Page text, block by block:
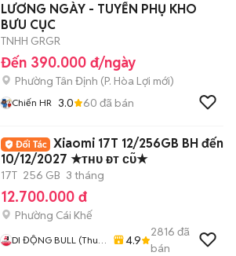
LƯƠNG NGÀY - TUYỂN PHỤ KHO
BƯU CỤC
TNHH GRGR
Đến 390.000 đ/ngày
Phường Tân Định (P. Hòa Lợi mới)
Chiến HR 3.0 60 đã bán
Xiaomi 17T 12/256GB BH đến
10/12/2027 ★ᴛʜᴜ ᴆᴛ ᴄᴜ̃★
17T 256 GB 3 tháng
12.700.000 đ
Phường Cái Khế
DI ĐỘNG BULL (Thu
4.9
2816 đã
bán